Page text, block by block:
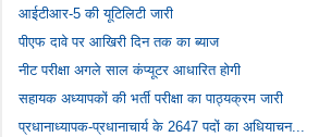
आईटीआर-5 की यूटिलिटी जारी
पीएफ दावे पर आखिरी दिन तक का ब्याज
नीट परीक्षा अगले साल कंप्यूटर आधारित होगी
सहायक अध्यापकों की भर्ती परीक्षा का पाठ्यक्रम जारी
प्रधानाध्यापक-प्रधानाचार्य के 2647 पदों का अधियाचन...